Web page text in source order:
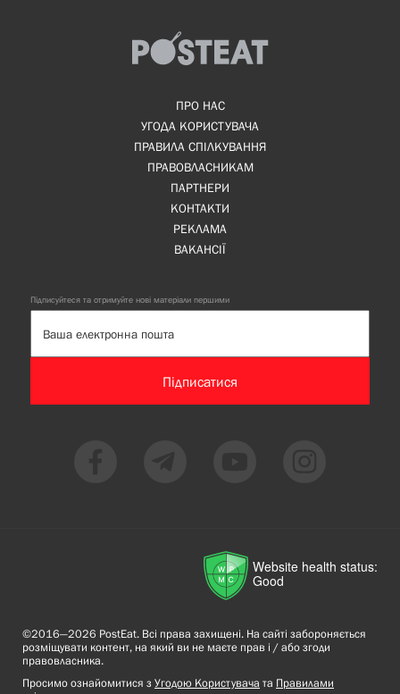
ПРО НАС
УГОДА КОРИСТУВАЧА
ПРАВИЛА СПІЛКУВАННЯ
ПРАВОВЛАСНИКАМ
ПАРТНЕРИ
КОНТАКТИ
РЕКЛАМА
ВАКАНСІЇ
Підписуйтеся та отримуйте нові матеріали першими
Підписатися
Website health status:
Good
©2016—2026 PostEat. Всі права захищені. На сайті забороняється
розміщувати контент, на який ви не маєте прав і / або згоди
правовласника.
Просимо ознайомитися з Угодою Користувача та Правилами